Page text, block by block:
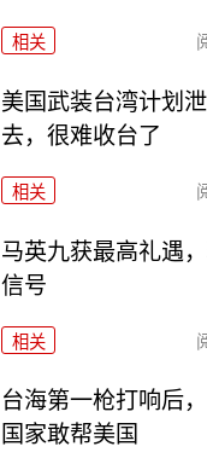
相关
美国武装台湾计划
去，很难收台了
相关
马英九获最高礼遇
信号
相关
台海第一枪打响后
国家敢帮美国